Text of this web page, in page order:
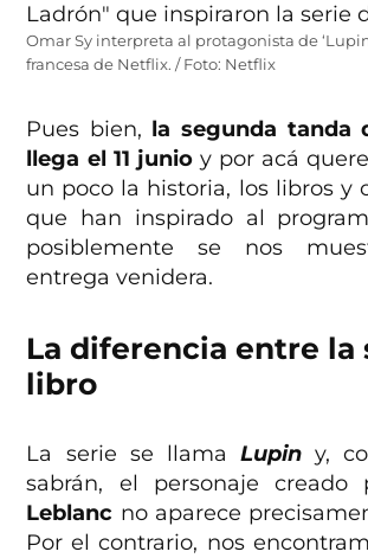
Omar Sy interpreta al protagonista de
francesa de Netflix. / Foto: Netflix
Pues bien, la segunda tanda
llega el 11 junioy por acá
un poco la historia, los libros y
que han inspirado al
posiblemente se nos
entrega venidera.
La diferencia entre la
libro
La serie se llamaLupin y,
sabrán, el personaje creado
Leblanc no aparece
Por el contrario, nos